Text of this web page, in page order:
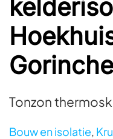
Tonzon
Bouw en isolatie,